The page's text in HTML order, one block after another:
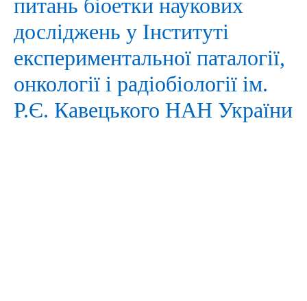
питань біоетки наукових
досліджень у Інституті
експериментальної паталогії,
онкології і радіобіології ім.
Р.Є. Кавецького НАН України